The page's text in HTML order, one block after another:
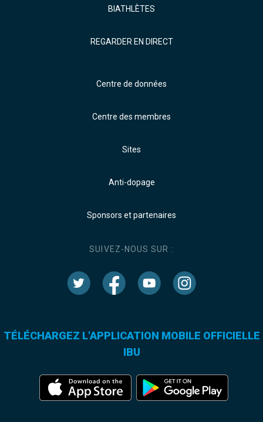
BIATHLÈTES
REGARDER EN DIRECT
Centre de données
Centre des membres
Sites
Anti-dopage
Sponsors et partenaires
SUIVEZ-NOUS SUR :
TÉLÉCHARGEZ L'APPLICATION MOBILE OFFICIELLE
IBU